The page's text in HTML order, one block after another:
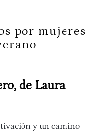
de Laura
y un camino